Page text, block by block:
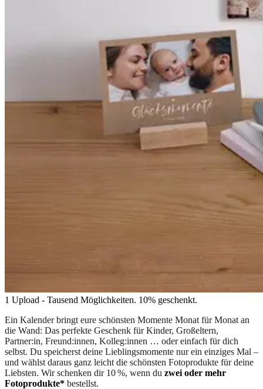
1 Upload - Tausend Möglichkeiten. 10% geschenkt.
Ein Kalender bringt eure schönsten Momente Monat für Monat an
die Wand: Das perfekte Geschenk für Kinder, Großeltern,
Partner:in, Freund:innen, Kolleg:innen … oder einfach für dich
selbst. Du speicherst deine Lieblingsmomente nur ein einziges Mal –
und wählst daraus ganz leicht die schönsten Fotoprodukte für deine
Liebsten. Wir schenken dir 10 %, wenn du zwei oder mehr
Fotoprodukte* bestellst.